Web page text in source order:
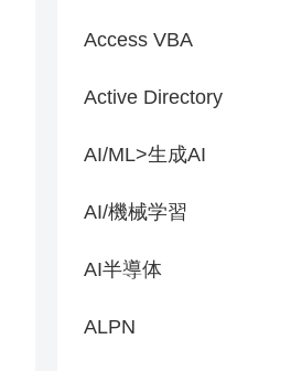
Access VBA
Active Directory
AI/ML>生成AI
AI/機械学習
AI半導体
ALPN